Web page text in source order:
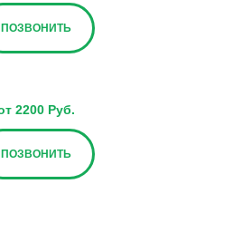
ПОЗВОНИТЬ
2200 Руб.
ПОЗВОНИТЬ